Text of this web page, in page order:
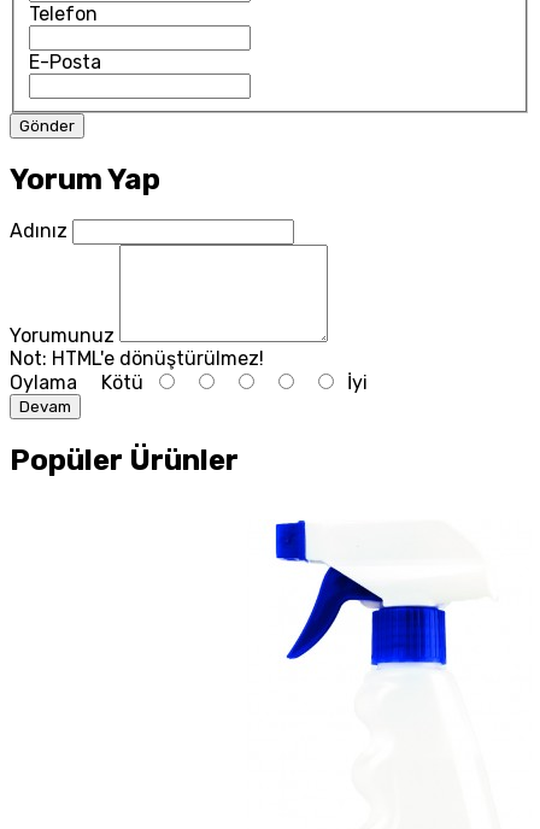
Telefon
E-Posta
Yorum Yap
Adınız
Yorumunuz
Not: HTML'e dönüştürülmez!
Oylama Kötü İyi
Devam
Popüler Ürünler